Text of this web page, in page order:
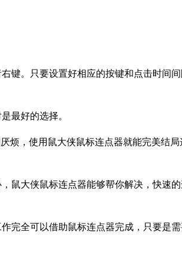
键。只要设置好相应的按键和点击时间
最好的选择。
烦，使用鼠大侠鼠标连点器就能完美结
鼠大侠鼠标连点器能够帮你解决，快速
完全可以借助鼠标连点器完成，只要是